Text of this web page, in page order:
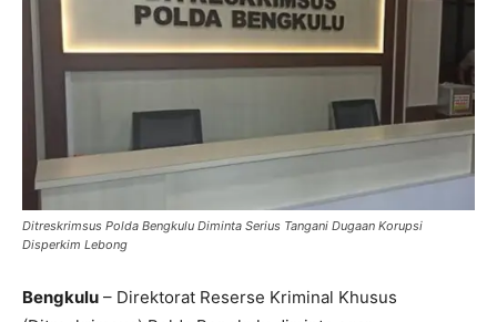
Ditreskrimsus Polda Bengkulu Diminta Serius Tangani Dugaan Korupsi
Disperkim Lebong
Bengkulu – Direktorat Reserse Kriminal Khusus